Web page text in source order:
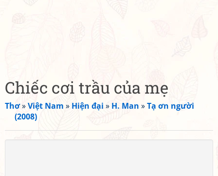
Chiếc cơi trầu của mẹ
Thơ»Việt Nam » Hiện đại » H. Man »Tạ ơn người
(2008)